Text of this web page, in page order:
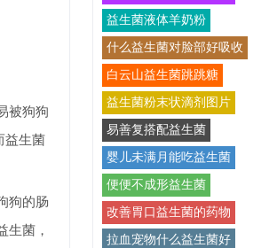
被狗狗
益生菌
狗的肠
生菌，
益生菌液体羊奶粉
什么益生菌对脸部好吸收
白云山益生菌跳跳糖
益生菌粉末状滴剂图片
易善复搭配益生菌
婴儿未满月能吃益生菌
便便不成形益生菌
改善胃口益生菌的药物
拉血宠物什么益生菌好